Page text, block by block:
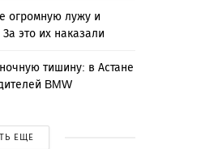
огромную лужу и
это их наказали
тишину: в Астане
BMW
ЕЩЕ